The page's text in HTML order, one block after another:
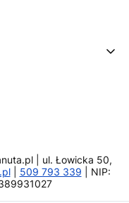
| ul. Łowicka 50,
| 509 793 339 | NIP: